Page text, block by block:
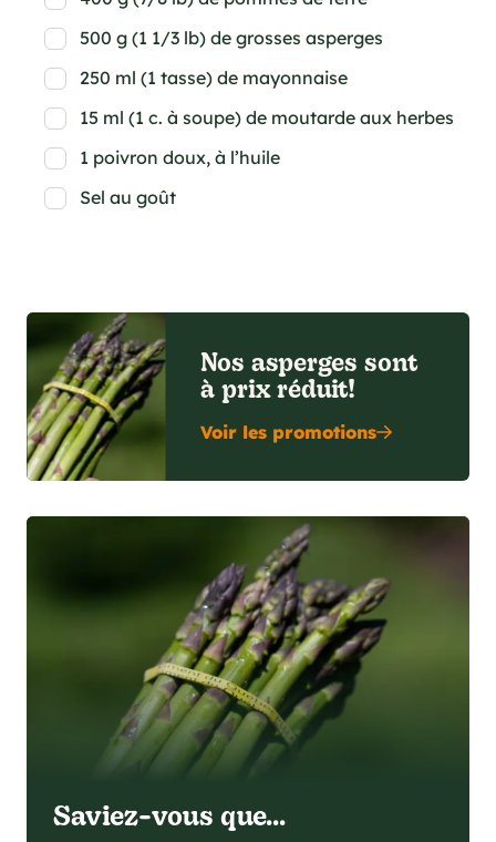
500 g (1 1/3 lb) de grosses asperges
250 ml (1 tasse) de mayonnaise
15 ml (1 c. à soupe) de moutarde aux herbes
1 poivron doux, à l’huile
Sel au goût
Nos asperges sont
à prix réduit!
Voir les promotions
Saviez-vous que...